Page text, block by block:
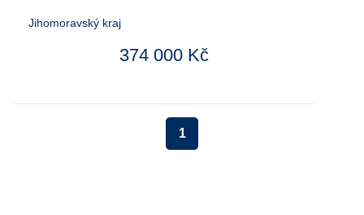
Jihomoravský kraj
374 000 Kč
1